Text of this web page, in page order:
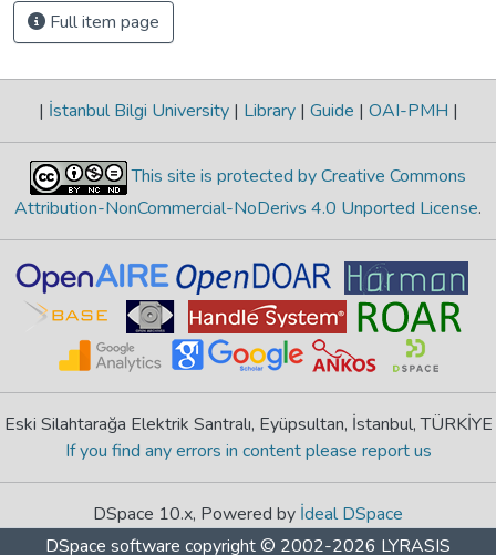
Full item page
| İstanbul Bilgi University | Library | Guide | OAI-PMH |
This site is protected by Creative Commons
Attribution-NonCommercial-NoDerivs 4.0 Unported License.
Eski Silahtarağa Elektrik Santralı, Eyüpsultan, İstanbul, TÜRKİYE
If you find any errors in content please report us
DSpace 10.x, Powered by İdeal DSpace
DSpace software copyright © 2002-2026 LYRASIS